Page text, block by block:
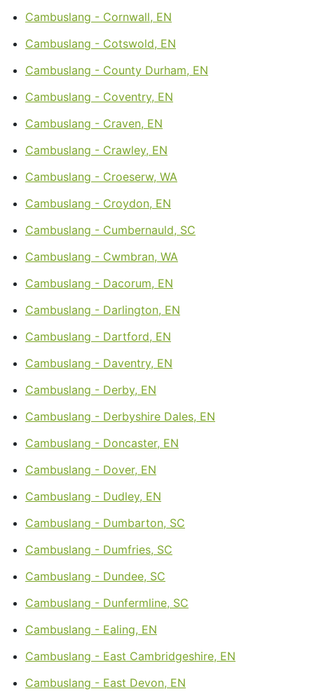
Cambuslang - Cornwall, EN
Cambuslang - Cotswold, EN
Cambuslang - County Durham, EN
Cambuslang - Coventry, EN
Cambuslang - Craven, EN
Cambuslang - Crawley, EN
Cambuslang - Croeserw, WA
Cambuslang - Croydon, EN
Cambuslang - Cumbernauld, SC
Cambuslang - Cwmbran, WA
Cambuslang - Dacorum, EN
Cambuslang - Darlington, EN
Cambuslang - Dartford, EN
Cambuslang - Daventry, EN
Cambuslang - Derby, EN
Cambuslang - Derbyshire Dales, EN
Cambuslang - Doncaster, EN
Cambuslang - Dover, EN
Cambuslang - Dudley, EN
Cambuslang - Dumbarton, SC
Cambuslang - Dumfries, SC
Cambuslang - Dundee, SC
Cambuslang - Dunfermline, SC
Cambuslang - Ealing, EN
Cambuslang - East Cambridgeshire, EN
Cambuslang - East Devon, EN